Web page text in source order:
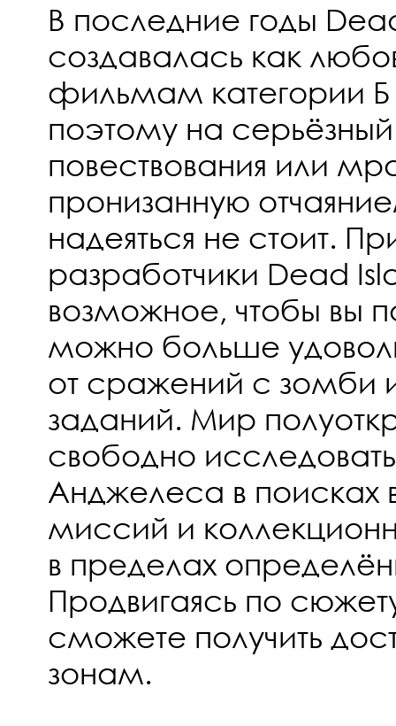
В последние годы
создавалась как
фильмам категории Б
поэтому на серьёзный
повествования или
пронизанную
надеяться не стоит.
разработчики Dead
возможное, чтобы вы
можно больше
от сражений с зомби
заданий. Мир
свободно
Анджелеса в поисках
миссий и
в пределах
Продвигаясь по
сможете получить
зонам.